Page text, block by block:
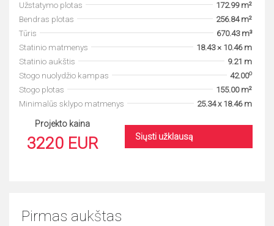
Užstatymo plotas
172.99 m²
Bendras plotas
256.84 m²
Tūris
670.43 m³
Statinio matmenys
18.43 × 10.46 m
Statinio aukštis
9.21 m
Stogo nuolydžio kampas
42.00o
Stogo plotas
155.00 m²
Minimalūs sklypo matmenys
25.34 x 18.46 m
Projekto kaina
3220 EUR Siųsti užklausą
Pirmas aukštas